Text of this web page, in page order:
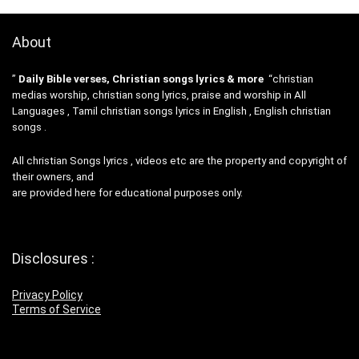
About
” Daily Bible verses, Christian songs lyrics & more “christian
medias worship, christian song lyrics, praise and worship in All
Languages , Tamil christian songs lyrics in English , English christian
songs .
All christian Songs lyrics , videos etc are the property and copyright of
their owners, and
are provided here for educational purposes only.
Disclosures :
Privacy Policy
Terms of Service